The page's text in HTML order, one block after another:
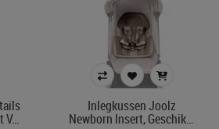
V…
Inlegkussen Joolz
Newborn Insert, Geschik…